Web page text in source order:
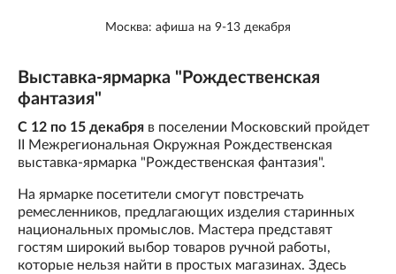
Москва: афиша на 9-13 декабря
Выставка-ярмарка "Рождественская
фантазия"
С 12 по 15 декабря в поселении Московский пройдет ​
II Межрегиональная Окружная Рождественская
выставка-ярмарка "Рождественская фантазия".
На ярмарке посетители смогут повстречать
ремесленников, предлагающих изделия старинных
национальных промыслов. Мастера представят
гостям широкий выбор товаров ручной работы,
которые нельзя найти в простых магазинах. Здесь